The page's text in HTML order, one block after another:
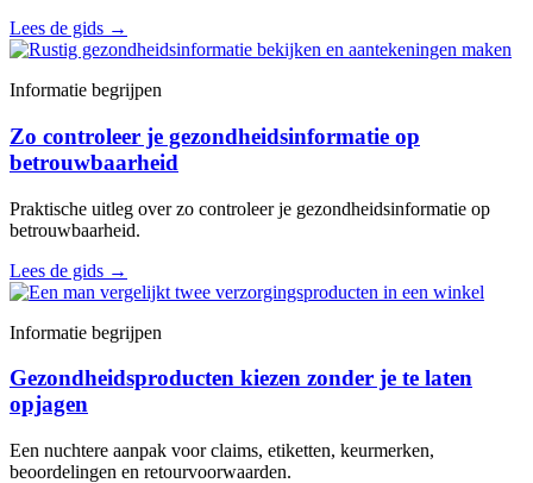
Lees de gids →
Informatie begrijpen
Zo controleer je gezondheidsinformatie op
betrouwbaarheid
Praktische uitleg over zo controleer je gezondheidsinformatie op
betrouwbaarheid.
Lees de gids →
Informatie begrijpen
Gezondheidsproducten kiezen zonder je te laten
opjagen
Een nuchtere aanpak voor claims, etiketten, keurmerken,
beoordelingen en retourvoorwaarden.